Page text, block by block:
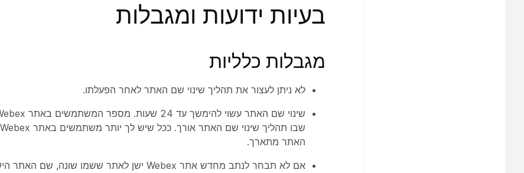
בעיות ידועות ומגבלות
מגבלות כלליות
לא ניתן לעצור את תהליך שינוי שם האתר לאחר הפעלתו.
האתר מתארך.